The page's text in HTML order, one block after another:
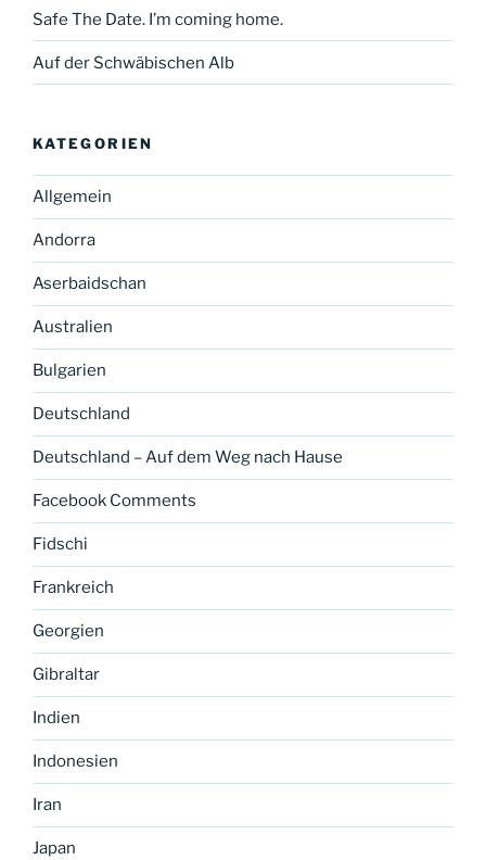
Safe The Date. I’m coming home.
Auf der Schwäbischen Alb
KATEGORIEN
Allgemein
Andorra
Aserbaidschan
Australien
Bulgarien
Deutschland
Deutschland – Auf dem Weg nach Hause
Facebook Comments
Fidschi
Frankreich
Georgien
Gibraltar
Indien
Indonesien
Iran
Japan